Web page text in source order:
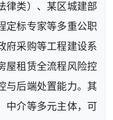
律类）、某区城建部
定标专家等多重公职
府采购等工程建设系
屋租赁全流程风险控
与后端处置能力。其
中介等多元主体，可